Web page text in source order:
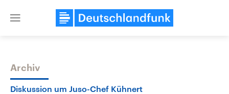
Close
Themen
Archiv
Diskussion um Juso-Chef Kühnert